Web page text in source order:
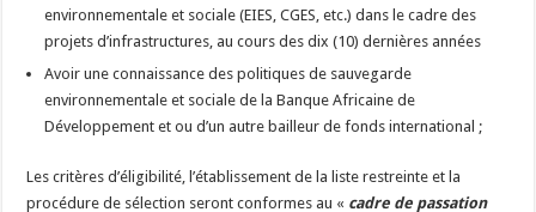
environnementale et sociale (EIES, CGES, etc.) dans le cadre des
projets d’infrastructures, au cours des dix (10) dernières années
Avoir une connaissance des politiques de sauvegarde
environnementale et sociale de la Banque Africaine de
Développement et ou d’un autre bailleur de fonds international ;
Les critères d’éligibilité, l’établissement de la liste restreinte et la
procédure de sélection seront conformes au « cadre de passation